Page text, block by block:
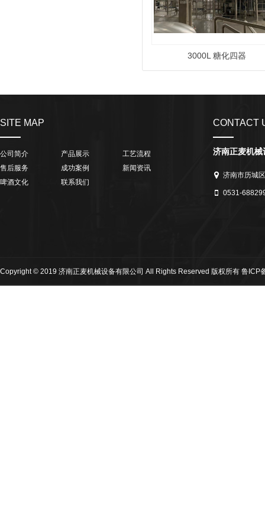
3000L 糖化四器
SITE MAP
公司简介 产品展示
工艺流程
售后服务
成功案例
新闻资讯
啤酒文化
联系我们
CONTACT
济南正麦机
济南市历城
0531-
Copyright © 2019 济南正麦机械设备有限公司 All Rights Reserved 版权所有 鲁ICP